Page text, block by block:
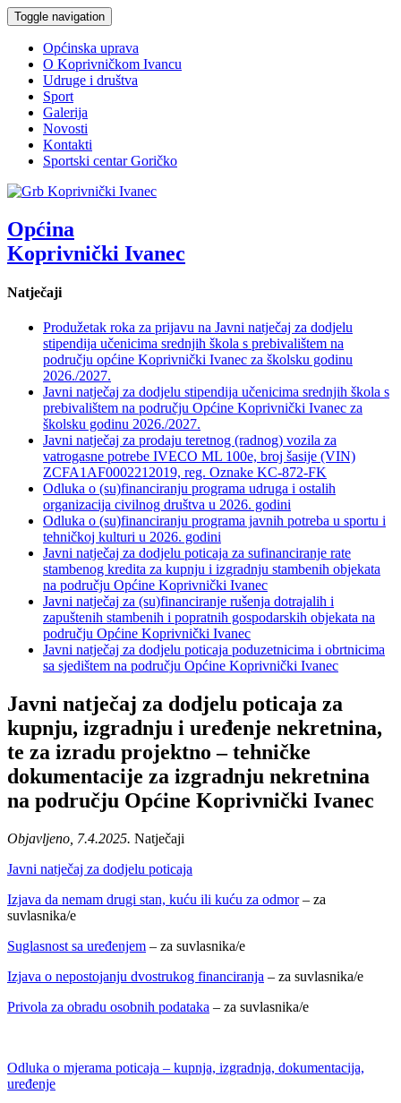
Toggle navigation
Općinska uprava
O Koprivničkom Ivancu
Udruge i društva
Sport
Galerija
Novosti
Kontakti
Sportski centar Goričko
Općina
Koprivnički Ivanec
Natječaji
Produžetak roka za prijavu na Javni natječaj za dodjelu
stipendija učenicima srednjih škola s prebivalištem na
području općine Koprivnički Ivanec za školsku godinu
2026./2027.
Javni natječaj za dodjelu stipendija učenicima srednjih škola s
prebivalištem na području Općine Koprivnički Ivanec za
školsku godinu 2026./2027.
Javni natječaj za prodaju teretnog (radnog) vozila za
vatrogasne potrebe IVECO ML 100e, broj šasije (VIN)
ZCFA1AF0002212019, reg. Oznake KC-872-FK
Odluka o (su)financiranju programa udruga i ostalih
organizacija civilnog društva u 2026. godini
Odluka o (su)financiranju programa javnih potreba u sportu i
tehničkoj kulturi u 2026. godini
Javni natječaj za dodjelu poticaja za sufinanciranje rate
stambenog kredita za kupnju i izgradnju stambenih objekata
na području Općine Koprivnički Ivanec
Javni natječaj za (su)financiranje rušenja dotrajalih i
zapuštenih stambenih i popratnih gospodarskih objekata na
području Općine Koprivnički Ivanec
Javni natječaj za dodjelu poticaja poduzetnicima i obrtnicima
sa sjedištem na području Općine Koprivnički Ivanec
Javni natječaj za dodjelu poticaja za
kupnju, izgradnju i uređenje nekretnina,
te za izradu projektno – tehničke
dokumentacije za izgradnju nekretnina
na području Općine Koprivnički Ivanec
Objavljeno, 7.4.2025. Natječaji
Javni natječaj za dodjelu poticaja
Izjava da nemam drugi stan, kuću ili kuću za odmor– za
suvlasnika/e
Suglasnost sa uređenjem – za suvlasnika/e
Izjava o nepostojanju dvostrukog financiranja – za suvlasnika/e
Privola za obradu osobnih podataka – za suvlasnika/e
Odluka o mjerama poticaja – kupnja, izgradnja, dokumentacija,
uređenje